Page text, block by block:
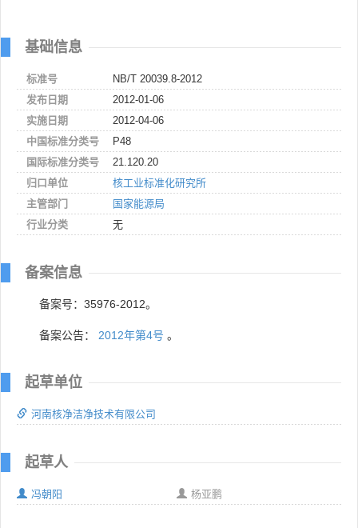
基础信息
标准号
NB/T 20039.8-2012
发布日期
2012-01-06
实施日期
2012-04-06
中国标准分类号
P48
国际标准分类号
21.120.20
归口单位
核工业标准化研究所
主管部门
国家能源局
行业分类
无
备案信息
备案号：35976-2012。
备案公告： 2012年第4号 。
起草单位
河南核净洁净技术有限公司
起草人
冯朝阳 杨亚鹏